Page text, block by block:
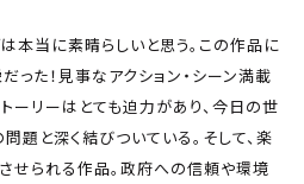
本当に素晴らしいと思う。この作品に
った！見事なアクション・シーン満載
ーリーはとても迫力があり、今日の世
題と深く結びついている。そして、楽
させられる作品。政府への信頼や環境